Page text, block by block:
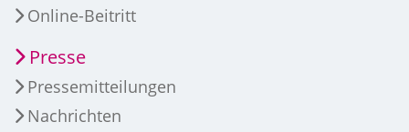
Online-Beitritt
Presse
Pressemitteilungen
Nachrichten